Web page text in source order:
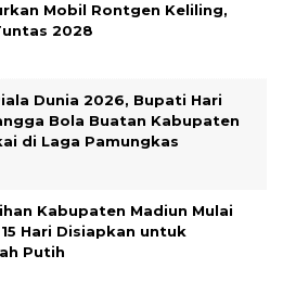
Mobil Rontgen Keliling,
2028
Dunia 2026, Bupati Hari
Bola Buatan Kabupaten
di Laga Pamungkas
Kabupaten Madiun Mulai
Hari Disiapkan untuk
Putih